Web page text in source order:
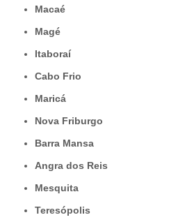
Macaé
Magé
Itaboraí
Cabo Frio
Maricá
Nova Friburgo
Barra Mansa
Angra dos Reis
Mesquita
Teresópolis